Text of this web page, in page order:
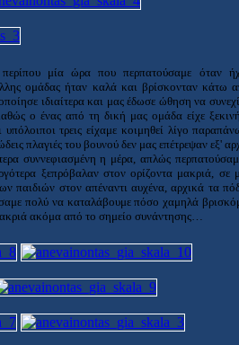
περίπου μία ώρα που περπατούσαμε όταν
ομάδας ήταν καλά και βρίσκονταν κάτω
ιδιαίτερα και μας έδωσε ώθηση να
ο ένας από τη δική μας ομάδα είχε
υπόλοιποι τρεις είχαμε κοιμηθεί λίγο
πλαγιές του βουνού δεν μας επέτρεψαν εξ'
συννεφιασμένη η μέρα, απλώς
ξεπρόβαλαν στον ορίζοντα μακριά, σε
παιδιών στον απέναντι αυχένα, αρχικά τα
πολύ να καταλάβουμε πόσο χαμηλά
ακόμα από το σημείο συνάντησης…